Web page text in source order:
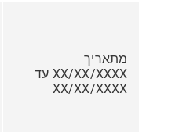
מתאריך
XX/XX/XXXX עד
XX/XX/XXXX